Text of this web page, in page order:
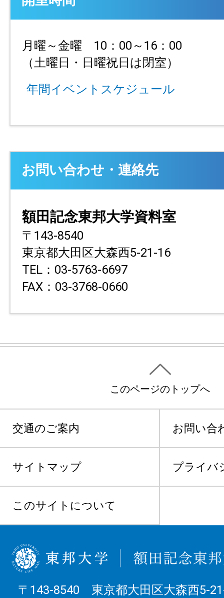
月曜～金曜 10：00～16：00
（土曜日・日曜祝日は閉室）
年間イベントスケジュール
お問い合わせ・連絡先
額田記念東邦大学資料室
〒143-8540
東京都大田区大森西5-21-16
TEL：03-5763-6697
FAX：03-3768-0660
このページのトップへ
交通のご案内 お問い合
サイトマップ プライバ
このサイトについて
〒143-8540 東京都大田区大森西5-